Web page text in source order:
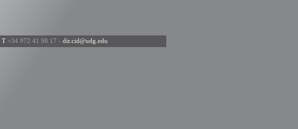
T +34 972 41 98 17 - dir.cid@udg.edu